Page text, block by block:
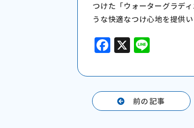
つけた「ウォーターグラデ
うな快適なつけ心地を提供い
F
c
e
b
X
e
前の記事